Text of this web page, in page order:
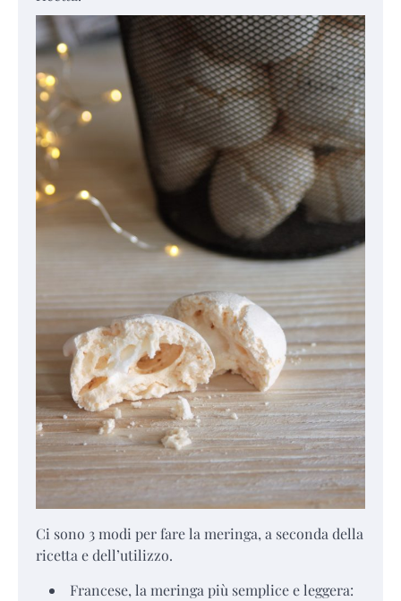
Ci sono 3 modi per fare la meringa, a seconda della
ricetta e dell’utilizzo.
Francese, la meringa più semplice e leggera: